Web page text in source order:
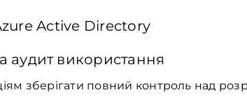
Active Directory
аудит використання
зберігати повний контроль над